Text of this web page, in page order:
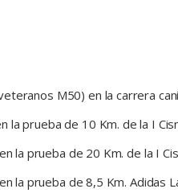
M50) en la carrera
la prueba de 10 Km. de la I
la prueba de 20 Km. de la I
la prueba de 8,5 Km. Adidas